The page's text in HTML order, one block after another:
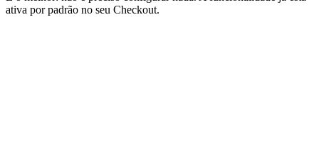
ativa por padrão no seu Checkout.